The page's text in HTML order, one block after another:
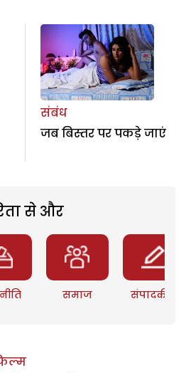
संबंध
जब बिस्तर पर पकड़े जाएं
से और
समाज संपादकीय